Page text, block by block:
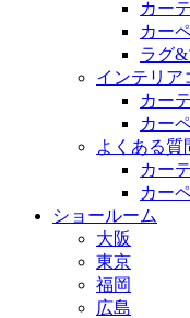
カー
カー
ラグ&
インテリア
カー
カー
よくある質
カー
カー
ショールーム
大阪
東京
福岡
広島